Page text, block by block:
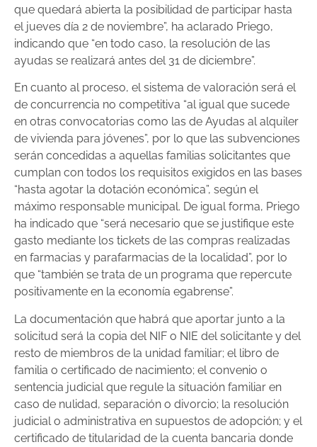
que quedará abierta la posibilidad de participar hasta
el jueves día 2 de noviembre”, ha aclarado Priego,
indicando que “en todo caso, la resolución de las
ayudas se realizará antes del 31 de diciembre”.
En cuanto al proceso, el sistema de valoración será el
de concurrencia no competitiva “al igual que sucede
en otras convocatorias como las de Ayudas al alquiler
de vivienda para jóvenes”, por lo que las subvenciones
serán concedidas a aquellas familias solicitantes que
cumplan con todos los requisitos exigidos en las bases
“hasta agotar la dotación económica”, según el
máximo responsable municipal. De igual forma, Priego
ha indicado que “será necesario que se justifique este
gasto mediante los tickets de las compras realizadas
en farmacias y parafarmacias de la localidad”, por lo
que “también se trata de un programa que repercute
positivamente en la economía egabrense”.
La documentación que habrá que aportar junto a la
solicitud será la copia del NIF o NIE del solicitante y del
resto de miembros de la unidad familiar; el libro de
familia o certificado de nacimiento; el convenio o
sentencia judicial que regule la situación familiar en
caso de nulidad, separación o divorcio; la resolución
judicial o administrativa en supuestos de adopción; y el
certificado de titularidad de la cuenta bancaria donde